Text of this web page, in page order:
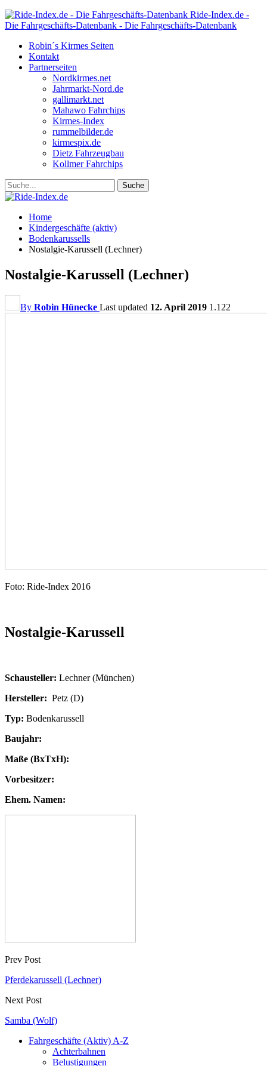
Ride-Index.de -
Die Fahrgeschäfts-Datenbank - Die Fahrgeschäfts-Datenbank
Robin´s Kirmes Seiten
Kontakt
Partnerseiten
Nordkirmes.net
Jahrmarkt-Nord.de
gallimarkt.net
Mahawo Fahrchips
Kirmes-Index
rummelbilder.de
kirmespix.de
Dietz Fahrzeugbau
Kollmer Fahrchips
Home
Kindergeschäfte (aktiv)
Bodenkarussells
Nostalgie-Karussell (Lechner)
Nostalgie-Karussell (Lechner)
By Robin Hünecke Last updated 12. April 2019 1.122
Foto: Ride-Index 2016
Nostalgie-Karussell
Schausteller: Lechner (München)
Hersteller: Petz (D)
Typ: Bodenkarussell
Baujahr:
Maße (BxTxH):
Vorbesitzer:
Ehem. Namen:
Prev Post
Pferdekarussell (Lechner)
Next Post
Samba (Wolf)
Fahrgeschäfte (Aktiv) A-Z
Achterbahnen
Belustigungen